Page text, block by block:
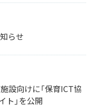
らせ
設向けに「保育ICT協
ト」を公開